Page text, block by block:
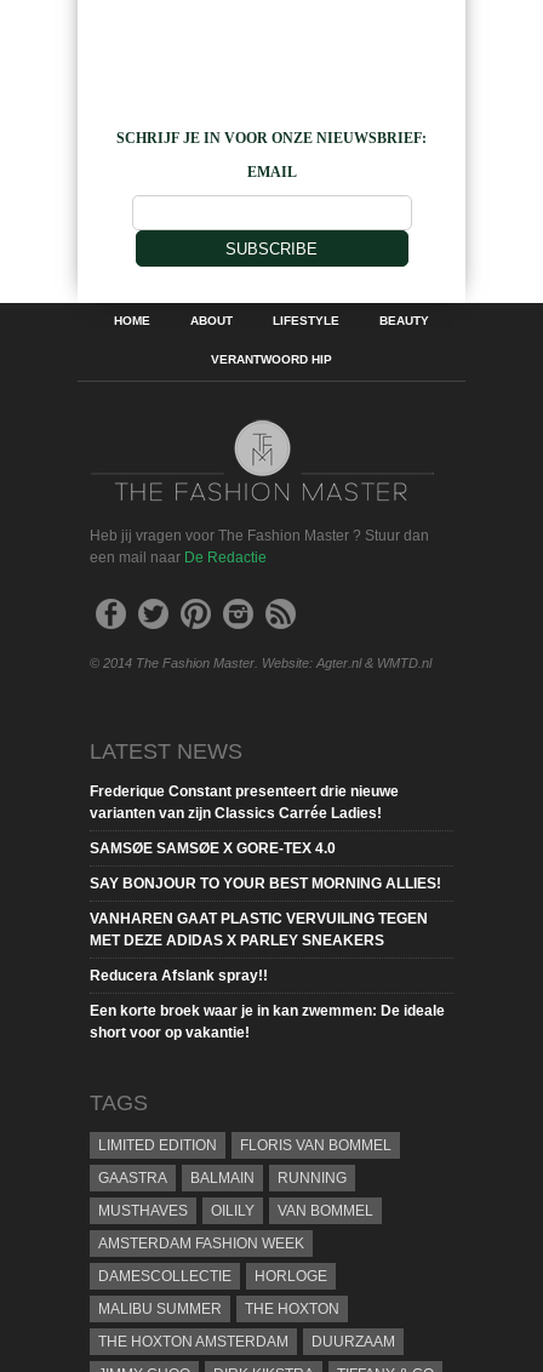
SCHRIJF JE IN VOOR ONZE NIEUWSBRIEF:
EMAIL
SUBSCRIBE
HOME ABOUT LIFESTYLE BEAUTY
VERANTWOORD HIP
Heb jij vragen voor The Fashion Master ? Stuur dan
een mail naar De Redactie
© 2014 The Fashion Master. Website: Agter.nl & WMTD.nl
LATEST NEWS
Frederique Constant presenteert drie nieuwe
varianten van zijn Classics Carrée Ladies!
SAMSØE SAMSØE X GORE-TEX 4.0
SAY BONJOUR TO YOUR BEST MORNING ALLIES!
VANHAREN GAAT PLASTIC VERVUILING TEGEN
MET DEZE ADIDAS X PARLEY SNEAKERS
Reducera Afslank spray!!
Een korte broek waar je in kan zwemmen: De ideale
short voor op vakantie!
TAGS
LIMITED EDITION
FLORIS VAN BOMMEL
GAASTRA
BALMAIN
RUNNING
MUSTHAVES
OILILY
VAN BOMMEL
AMSTERDAM FASHION WEEK
DAMESCOLLECTIE
HORLOGE
MALIBU SUMMER
THE HOXTON
THE HOXTON AMSTERDAM
DUURZAAM